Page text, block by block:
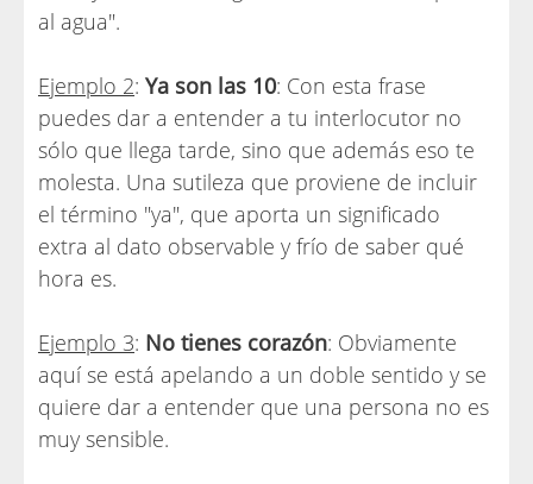
al agua".
Ejemplo 2: Ya son las 10: Con esta frase
puedes dar a entender a tu interlocutor no
sólo que llega tarde, sino que además eso te
molesta. Una sutileza que proviene de incluir
el término "ya", que aporta un significado
extra al dato observable y frío de saber qué
hora es.
Ejemplo 3: No tienes corazón: Obviamente
aquí se está apelando a un doble sentido y se
quiere dar a entender que una persona no es
muy sensible.